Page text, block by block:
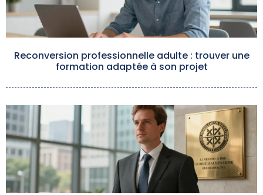
Reconversion professionnelle adulte : trouver une
formation adaptée à son projet